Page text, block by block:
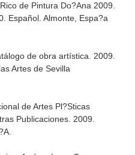
de Pintura Do?Ana 2009.
Español. Almonte, Espa?a
de obra artística. 2009.
Artes de Sevilla
de Artes Pl?Sticas
Publicaciones. 2009.